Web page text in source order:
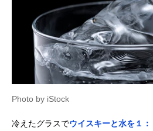
Photo by iStock
冷えたグラスでウイスキーと水を１